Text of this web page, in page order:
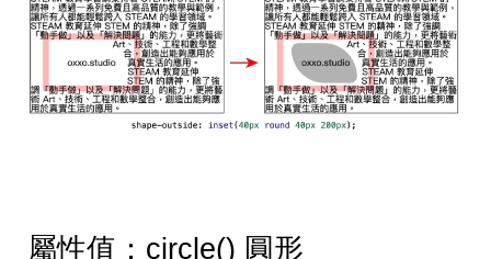
屬性值：circle() 圓形